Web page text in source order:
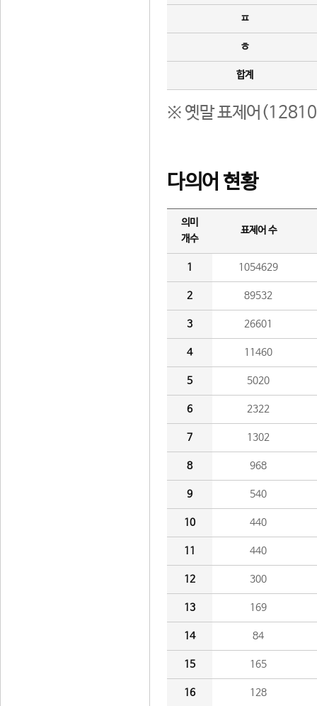
ㅍ
ㅎ
합계
※ 옛말 표제어(12810
다의어 현황
의미
개수
표제어 수
1 1054629
2 89532
3 26601
4 11460
5 5020
6 2322
7 1302
8 968
9 540
10 440
11 440
12 300
13 169
14 84
15 165
16 128